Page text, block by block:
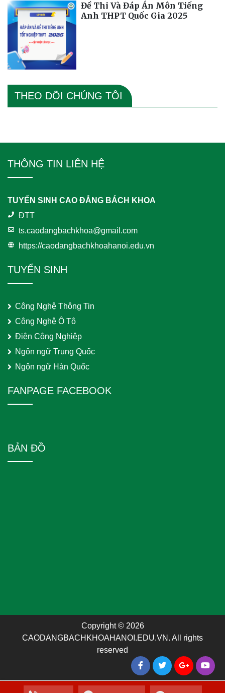
Đề Thi Và Đáp Án Môn Tiếng
Anh THPT Quốc Gia 2025
THEO DÕI CHÚNG TÔI
THÔNG TIN LIÊN HỆ
TUYỂN SINH CAO ĐẲNG BÁCH KHOA
ĐTT
ts.caodangbachkhoa@gmail.com
https://caodangbachkhoahanoi.edu.vn
TUYỂN SINH
Công Nghệ Thông Tin
Công Nghệ Ô Tô
Điện Công Nghiệp
Ngôn ngữ Trung Quốc
Ngôn ngữ Hàn Quốc
FANPAGE FACEBOOK
BẢN ĐỒ
Copyright © 2026
CAODANGBACHKHOAHANOI.EDU.VN. All rights
reserved